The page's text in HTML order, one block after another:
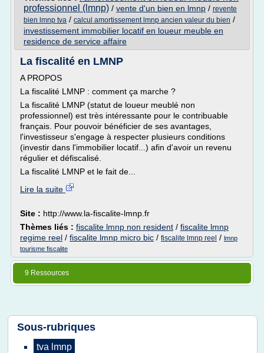
professionnel (lmnp) / vente d'un bien en lmnp / revente
bien lmnp tva / calcul amortissement lmnp ancien valeur du bien /
investissement immobilier locatif en loueur meuble en
residence de service affaire
La fiscalité en LMNP
A PROPOS
La fiscalité LMNP : comment ça marche ?
La fiscalité LMNP (statut de loueur meublé non
professionnel) est très intéressante pour le contribuable
français. Pour pouvoir bénéficier de ses avantages,
l'investisseur s'engage à respecter plusieurs conditions
(investir dans l'immobilier locatif...) afin d'avoir un revenu
régulier et défiscalisé.
La fiscalité LMNP et le fait de...
Lire la suite
Site : http://www.la-fiscalite-lmnp.fr
Thèmes liés : fiscalite lmnp non resident / fiscalite lmnp
regime reel / fiscalite lmnp micro bic / fiscalite lmnp reel / lmnp
tourisme fiscalite
9 Ressources
Sous-rubriques
tva lmnp